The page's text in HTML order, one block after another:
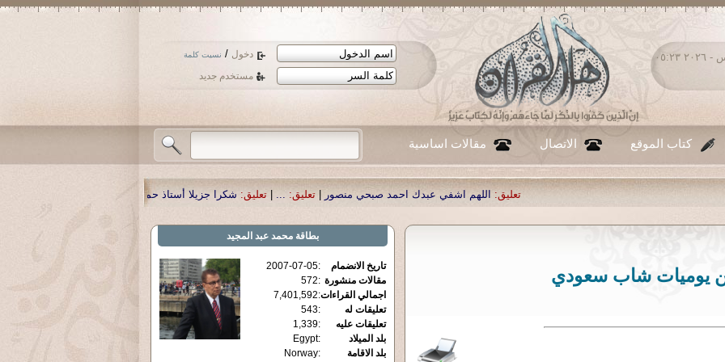
دخول / نسيت كلمة
مستخدم جديد
الخميس ٠٦ - أغسطس - ٢٠٢٦ ٠٥:٢٣
كتاب الموقع الاتصال مقالات اساسية
اللهم اشفي عبدك احمد صبحي منصور تعليق: ...
|تعليق: شكرا جزيلا أستاذ حمد الحمد .أكرمكم الله .| تعليق:
يوميات شاب سعودي
بطاقة محمد عبد المجيد
تاريخ الانضمام :
2007-07-05
مقالات منشورة :
572
اجمالي القراءات:
7,401,592
تعليقات له
:
543
تعليقات عليه
:
1,339
بلد الميلاد
:
Egypt
بلد الاقامة
:
Norway